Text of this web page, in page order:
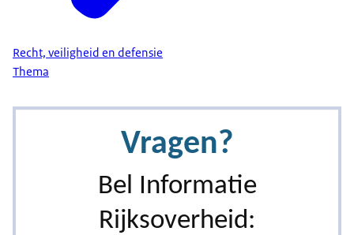
Recht, veiligheid en defensie
Thema